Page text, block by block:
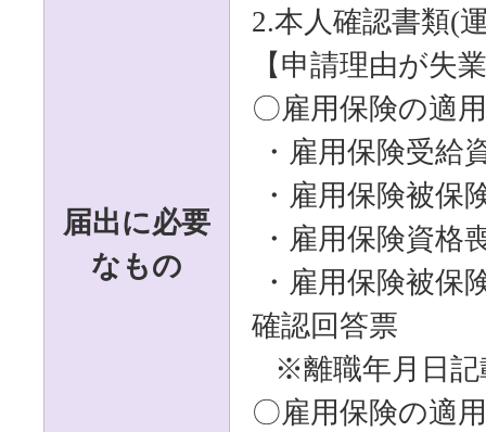
届出に必要
なもの
2.本人確認書類(
【申請理由が失
〇雇用保険の適
・雇用保険受給
・雇用保険被保
・雇用保険資格
・雇用保険被保
確認回答票
※離職年月日記
〇雇用保険の適